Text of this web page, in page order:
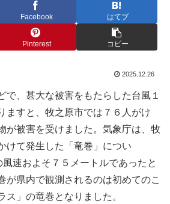
Facebook はてブ
Pinterest コピー
2025.12.26
で、甚大な被害をもたらした台風１
ますと、牧之原市では７６人がけ
が被害を受けました。気象庁は、牧
けて発生した「竜巻」につい
風速およそ７５メートルであったと
が県内で観測されるのは初めてのこ
ス」の竜巻となりました。